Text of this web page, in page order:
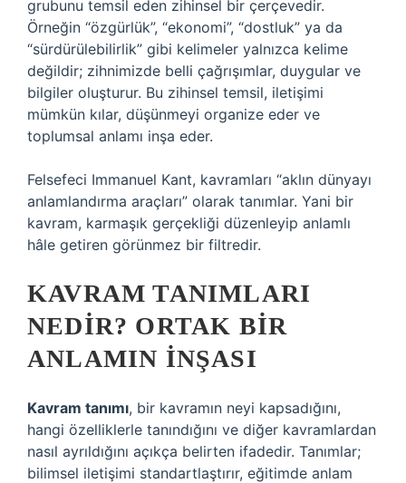
grubunu temsil eden zihinsel bir çerçevedir.
Örneğin “özgürlük”, “ekonomi”, “dostluk” ya da
“sürdürülebilirlik” gibi kelimeler yalnızca kelime
değildir; zihnimizde belli çağrışımlar, duygular ve
bilgiler oluşturur. Bu zihinsel temsil, iletişimi
mümkün kılar, düşünmeyi organize eder ve
toplumsal anlamı inşa eder.
Felsefeci Immanuel Kant, kavramları “aklın dünyayı
anlamlandırma araçları” olarak tanımlar. Yani bir
kavram, karmaşık gerçekliği düzenleyip anlamlı
hâle getiren görünmez bir filtredir.
KAVRAM TANIMLARI
NEDIR? ORTAK BIR
ANLAMIN İNŞASI
Kavram tanımı, bir kavramın neyi kapsadığını,
hangi özelliklerle tanındığını ve diğer kavramlardan
nasıl ayrıldığını açıkça belirten ifadedir. Tanımlar;
bilimsel iletişimi standartlaştırır, eğitimde anlam